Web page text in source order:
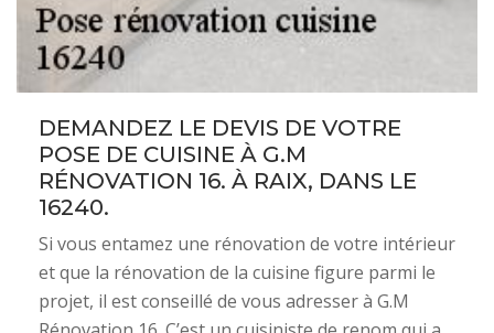
DEMANDEZ LE DEVIS DE VOTRE
POSE DE CUISINE À G.M
RÉNOVATION 16. À RAIX, DANS LE
16240.
Si vous entamez une rénovation de votre intérieur
et que la rénovation de la cuisine figure parmi le
projet, il est conseillé de vous adresser à G.M